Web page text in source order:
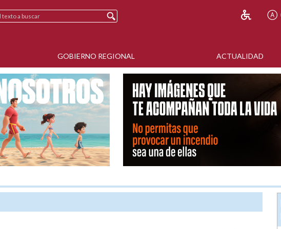
GOBIERNO REGIONAL ACTUALIDAD